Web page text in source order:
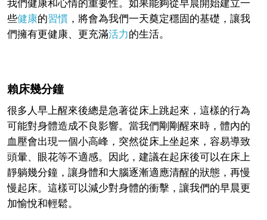
我們健康和心情的重要性。如果能夠從早晨開始建立一
些健康的習慣 ，將會為我們一天奠定穩固的基礎，讓我
們擁有更健康、更充滿活力的生活。
賴床幾分鐘
很多人早上醒來後總是急著從床上跳起來，這樣的行為
可能對身體造成不良影響。當我們剛剛醒來時，體內的
血壓會出現一個小高峰，突然從床上坐起來，容易導致
頭暈、眼花等不適感。因此，建議在起床後可以在床上
靜躺幾分鐘，讓身體和大腦逐漸適應清醒的狀態，再慢
慢起床。這樣可以減少對身體的衝擊，讓我們的早晨更
加愉悅和輕鬆。